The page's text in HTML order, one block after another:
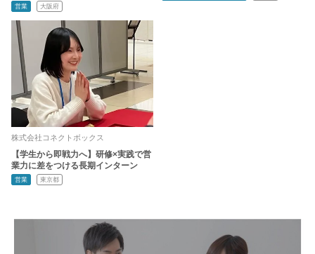
営業 大阪府
株式会社コネクトボックス
【学生から即戦力へ】研修×実践で営
業力に差をつける長期インターン
営業 東京都